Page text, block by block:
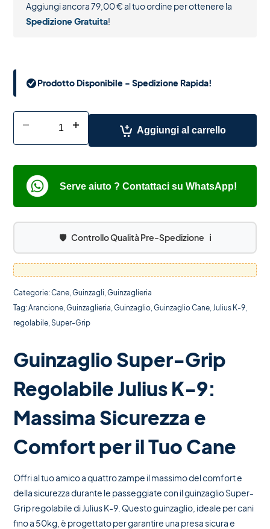
Aggiungi ancora79,00€al tuo ordine per ottenere la
Spedizione Gratuita!
Prodotto Disponibile - Spedizione Rapida!
- + Aggiungi al carrello
Serve aiuto ? Contattaci su WhatsApp!
🛡️ Controllo Qualità Pre-Spedizione ℹ️
Categorie:Cane,Guinzagli,Guinzaglieria
Tag:Arancione,Guinzaglieria,Guinzaglio,Guinzaglio Cane,Julius K-9,
regolabile,Super-Grip
Guinzaglio Super-Grip
Regolabile Julius K-9:
Massima Sicurezza e
Comfort per il Tuo Cane
Offri al tuo amico a quattro zampe il massimo del comfort e
della sicurezza durante le passeggiate con il guinzaglio Super-
Grip regolabile di Julius K-9. Questo guinzaglio, ideale per cani
fino a 50kg, è progettato per garantire una presa sicura e